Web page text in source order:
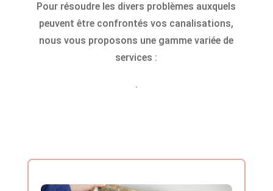
Pour résoudre les divers problèmes auxquels
peuvent être confrontés vos canalisations,
nous vous proposons une gamme variée de
services :
.